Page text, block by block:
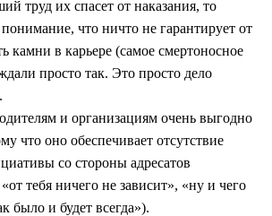
труд их спасет от наказания, то
что ничто не гарантирует от
камни в карьере (самое смертоносное
просто так. Это просто дело
и организациям очень выгодно
что оно обеспечивает отсутствие
со стороны адресатов
тебя ничего не зависит», «ну и чего
было и будет всегда»).